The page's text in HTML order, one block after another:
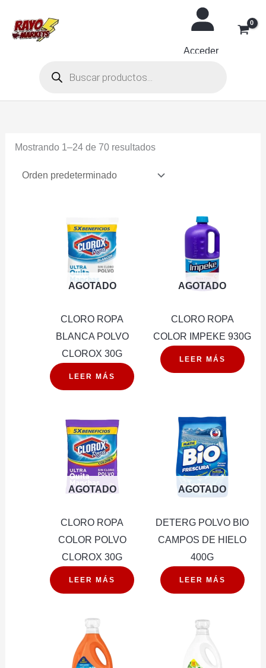
contenido
Acceder
productos
Mostrando 1–24 de 70 resultados
AGOTADO
CLORO ROPA
BLANCA POLVO
CLOROX 30G
LEER MÁS
AGOTADO
CLORO ROPA
COLOR IMPEKE 930G
LEER MÁS
AGOTADO
CLORO ROPA
COLOR POLVO
CLOROX 30G
LEER MÁS
AGOTADO
DETERG POLVO BIO
CAMPOS DE HIELO
400G
LEER MÁS